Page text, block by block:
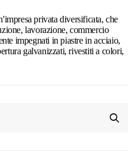
privata diversificata, che
lavorazione, commercio
impegnati in piastre in acciaio,
galvanizzati, rivestiti a colori,